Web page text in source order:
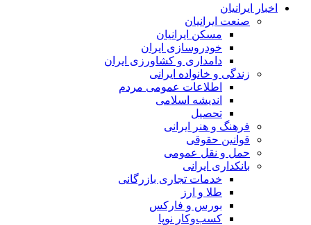
اخبار ایرانیان
صنعت ایرانیان
مسکن ایرانیان
خودروسازی ایران
دامداری و کشاورزی ایران
زندگی و خانواده ایرانی
اطلاعات عمومی مردم
اندیشه اسلامی
تحصیل
فرهنگ و هنر ایرانی
قوانین حقوقی
حمل و نقل عمومی
بانکداری ایرانی
خدمات تجاری بازرگانی
طلا و ارز
بورس و فارکس
کسب‌وکار نوپا